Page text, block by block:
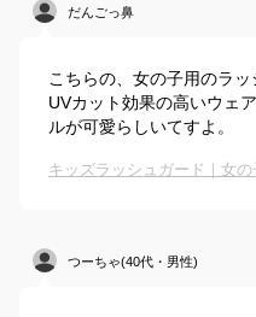
だんごっ鼻
こちらの、女の子用のラ
UVカット効果の高いウェ
ルが可愛らしいてすよ。
つーちゃ(40代・男性)